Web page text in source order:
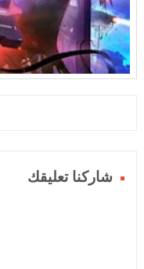
شاركنا تعليقك